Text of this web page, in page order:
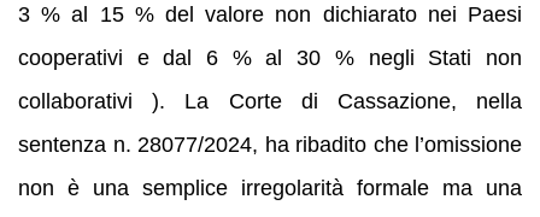
3 % al 15 % del valore non dichiarato nei Paesi
cooperativi e dal 6 % al 30 % negli Stati non
collaborativi ). La Corte di Cassazione, nella
sentenza n. 28077/2024, ha ribadito che l’omissione
non è una semplice irregolarità formale ma una